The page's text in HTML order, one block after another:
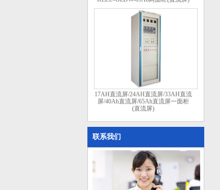
17AH直流屏/24AH直流屏/33AH直流
屏/40Ah直流屏/65Ah直流屏一面柜
(直流屏)
联系我们